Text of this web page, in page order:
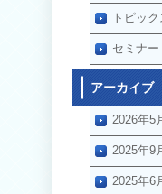
トピック
セミナ
アーカイブ
2026年5
2025年9
2025年6